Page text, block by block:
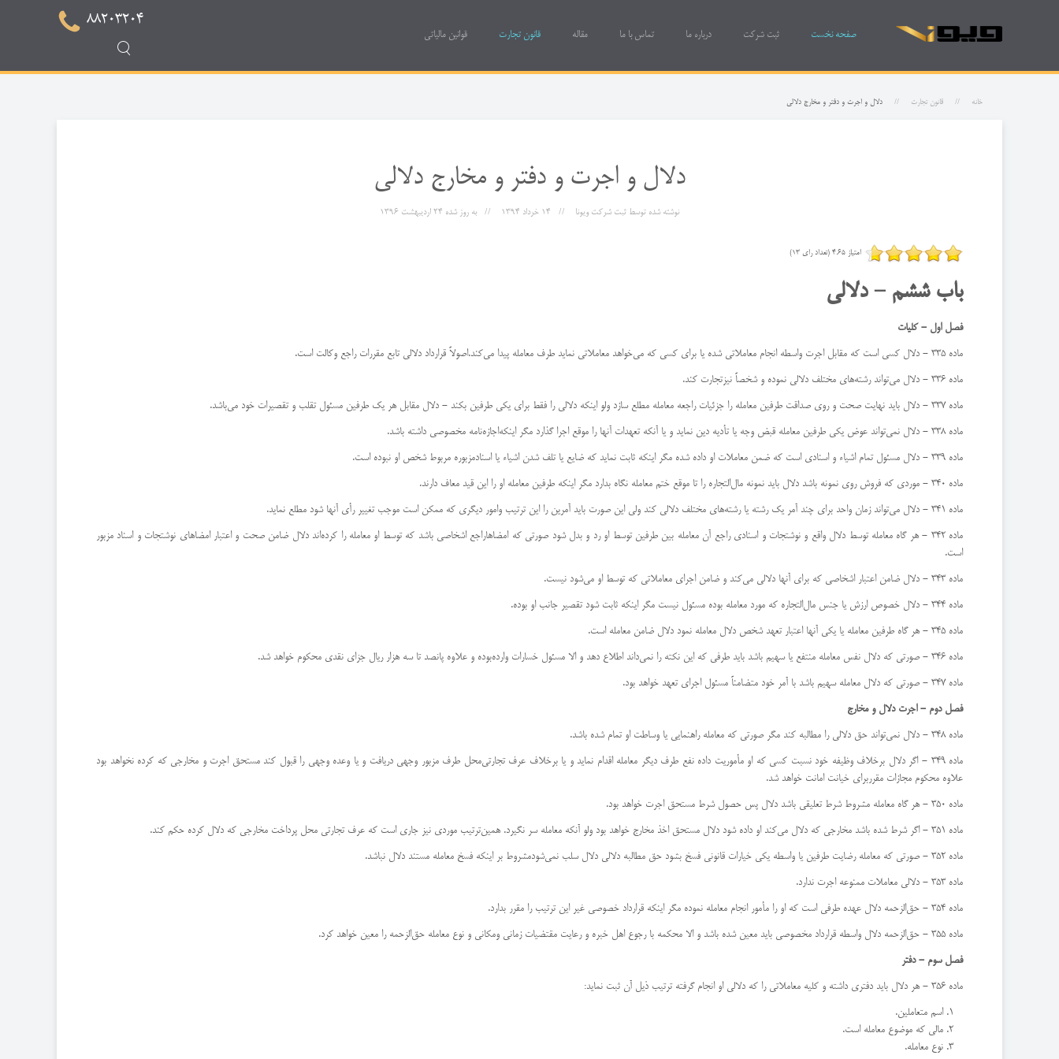
صفحه نخست ثبت شرکت درباره ما تماس با ما مقاله قانون تجارت قوانین مالیاتی
88203204
خانه قانون تجارت دلال و اجرت و دفتر و مخارج دلالی
دلال و اجرت و دفتر و مخارج دلالی
نوشته شده توسط ثبت شرکت ویونا 14 خرداد 1394 به روز شده 24 ارديبهشت 1396
امتیاز 4.65 (تعداد رای 13)
‌باب ششم - دلالی
‌فصل اول - كلیات
ماده 335 - دلال كسی است كه مقابل اجرت واسطه انجام معاملاتی شده یا برای كسی كه می‌خواهد معاملاتی نماید طرف معامله پیدا می‌كند.‌اصولاً قرارداد دلالی تابع مقررات راجع وكالت است.
ماده 336 - دلال می‌تواند رشته‌های مختلف دلالی نموده و شخصاً نیزتجارت كند.
ماده 337 - دلال باید نهایت صحت و روی صداقت طرفین معامله را جزئیات راجعه معامله مطلع سازد ولو اینكه دلالی را فقط برای یكی‌ طرفین بكند - دلال مقابل هر یك طرفین مسئول تقلب و تقصیرات خود می‌باشد.
ماده 338 - دلال نمی‌تواند عوض یكی طرفین معامله قبض وجه یا تأدیه دین نماید و یا آنكه تعهدات آنها را موقع اجرا گذارد مگر اینكه‌اجازه‌نامه مخصوصی داشته باشد.
ماده 339 - دلال مسئول تمام اشیاء و اسنادی است كه ضمن معاملات او داده شده مگر اینكه ثابت نماید كه ضایع یا تلف شدن اشیاء یا اسناد‌مزبوره مربوط شخص او نبوده است.
ماده 340 - موردی كه فروش روی نمونه باشد دلال باید نمونه مال‌التجاره را تا موقع ختم معامله نگاه بدارد مگر اینكه طرفین معامله او را ‌این قید معاف دارند.
ماده 341 - دلال می‌تواند زمان واحد برای چند آمر یك رشته یا رشته‌های مختلف دلالی كند ولی این صورت باید آمرین را این ترتیب و‌امور دیگری كه ممكن است موجب تغییر رأی آنها شود مطلع نماید.
ماده 342 - هر گاه معامله توسط دلال واقع و نوشتجات و اسنادی راجع آن معامله بین طرفین توسط او رد و بدل شود صورتی كه امضاها‌راجع اشخاصی باشد كه توسط او معامله را كرده‌اند دلال ضامن صحت و اعتبار امضاهای نوشتجات و اسناد مزبور
است.
ماده 343 - دلال ضامن اعتبار اشخاصی كه برای آنها دلالی می‌كند و ضامن اجرای معاملاتی كه توسط او می‌شود نیست.
ماده 344 - دلال خصوص ارزش یا جنس مال‌التجاره كه مورد معامله بوده مسئول نیست مگر اینكه ثابت شود تقصیر جانب او بوده.
ماده 345 - هر گاه طرفین معامله یا یكی آنها اعتبار تعهد شخص دلال معامله نمود دلال ضامن معامله است.
ماده 346 - صورتی كه دلال نفس معامله منتفع یا سهیم باشد باید طرفی كه این نكته را نمی‌داند اطلاع دهد و الا مسئول خسارات وارده‌بوده و علاوه پانصد تا سه هزار ریال جزای نقدی محكوم خواهد شد.
ماده 347 - صورتی كه دلال معامله سهیم باشد با آمر خود متضامناً مسئول اجرای تعهد خواهد بود.
‌فصل دوم - اجرت دلال و مخارج
ماده 348 - دلال نمی‌تواند حق دلالی را مطالبه كند مگر صورتی كه معامله راهنمایی یا وساطت او تمام شده باشد.
ماده 349 - اگر دلال برخلاف وظیفه خود نسبت كسی كه او مأموریت داده نفع طرف دیگر معامله اقدام نماید و یا برخلاف عرف تجارتی‌محل طرف مزبور وجهی دریافت و یا وعده وجهی را قبول كند مستحق اجرت و مخارجی كه كرده نخواهد بود
علاوه محكوم مجازات مقرر‌برای خیانت امانت خواهد شد.
ماده 350 - هر گاه معامله مشروط شرط تعلیقی باشد دلال پس حصول شرط مستحق اجرت خواهد بود.
ماده 351 - اگر شرط شده باشد مخارجی كه دلال می‌كند او داده شود دلال مستحق اخذ مخارج خواهد بود ولو آنكه معامله سر نگیرد. همین‌ترتیب موردی نیز جاری است كه عرف تجارتی محل پرداخت مخارجی كه دلال كرده حكم كند.
ماده 352 - صورتی كه معامله رضایت طرفین یا واسطه یكی خیارات قانونی فسخ بشود حق مطالبه دلالی دلال سلب نمی‌شود‌مشروط بر اینكه فسخ معامله مستند دلال نباشد.
ماده 353 - دلالی معاملات ممنوعه اجرت ندارد.
ماده 354 - حق‌الزحمه دلال عهده طرفی است كه او را مأمور انجام معامله نموده مگر اینكه قرارداد خصوصی غیر این ترتیب را مقرر بدارد.
ماده 355 - حق‌الزحمه دلال واسطه قرارداد مخصوصی باید معین شده باشد و الا محكمه با رجوع اهل خبره و رعایت مقتضیات زمانی و‌مكانی و نوع معامله حق‌الزحمه را معین خواهد كرد.
فصل سوم - دفتر
ماده 356 - هر دلال باید دفتری داشته و كلیه معاملاتی را كه دلالی او انجام گرفته ترتیب ذیل آن ثبت نماید:
اسم متعاملین.
مالی كه موضوع معامله است.
نوع معامله.